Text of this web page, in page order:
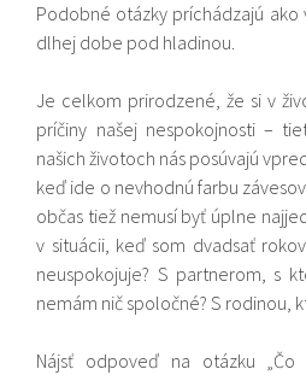
Podobné otázky príchádzajú
dlhej dobe pod hladinou.
Je celkom prirodzené, že si v
príčiny našej nespokojnosti –
našich životoch nás posúvajú
keď ide o nevhodnú farbu
občas tiež nemusí byť úplne
v situácii, keď som dvadsať
neuspokojuje? S partnerom, s
nemám nič spoločné? S rodinou,
Nájsť odpoveď na otázku „Čo